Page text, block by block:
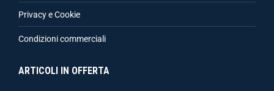
Privacy e Cookie
Condizioni commerciali
ARTICOLI IN OFFERTA